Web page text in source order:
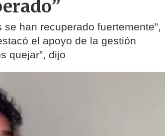
han recuperado fuertemente”,
el apoyo de la gestión
quejar”, dijo